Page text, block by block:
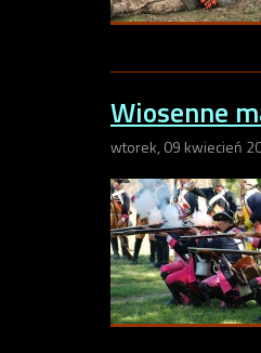
Wiosenne
wtorek, 09 kwiecień